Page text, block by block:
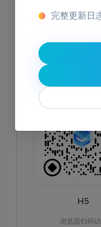
完整更新日
H5
浏览器扫码